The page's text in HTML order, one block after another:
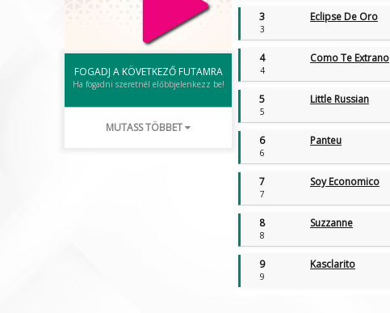
FOGADJ A KÖVETKEZŐ FUTAMRA
Ha fogadni szeretnél előbbjelenkezz be!
MUTASS TÖBBET
3
3
Eclipse De Oro
4
4
Como Te Extrano
5
5
Little Russian
6
6
Panteu
7
7
Soy Economico
8
8
Suzzanne
9
9
Kasclarito